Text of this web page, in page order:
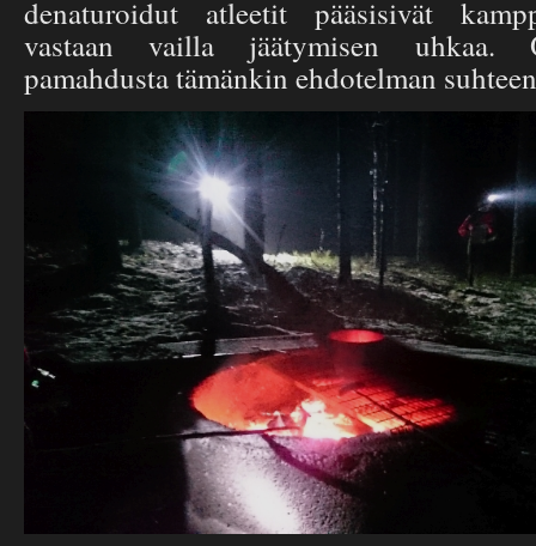
denaturoidut atleetit pääsisivät
vastaan vailla jäätymisen uhkaa.
pamahdusta tämänkin ehdotelman